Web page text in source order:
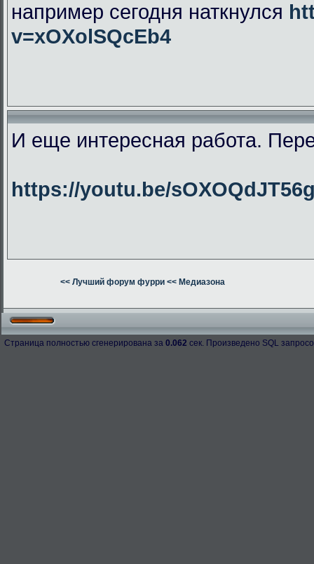
например сегодня наткнулся
v=xOXolSQcEb4
И еще интересная работа.
https://youtu.be/
<< Лучший форум фурри << Медиазона
Страница полностью сгенерирована за 0.062 сек. Произведено SQL